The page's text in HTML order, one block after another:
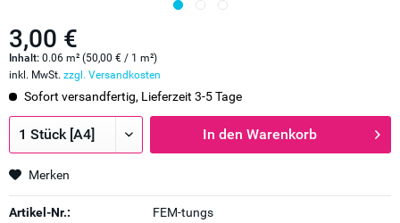
3,00 €
Inhalt: 0.06 m² (50,00 € / 1 m²)
inkl. MwSt. zzgl. Versandkosten
Sofort versandfertig, Lieferzeit 3-5 Tage
In den Warenkorb
Merken
Artikel-Nr.:
FEM-tungs